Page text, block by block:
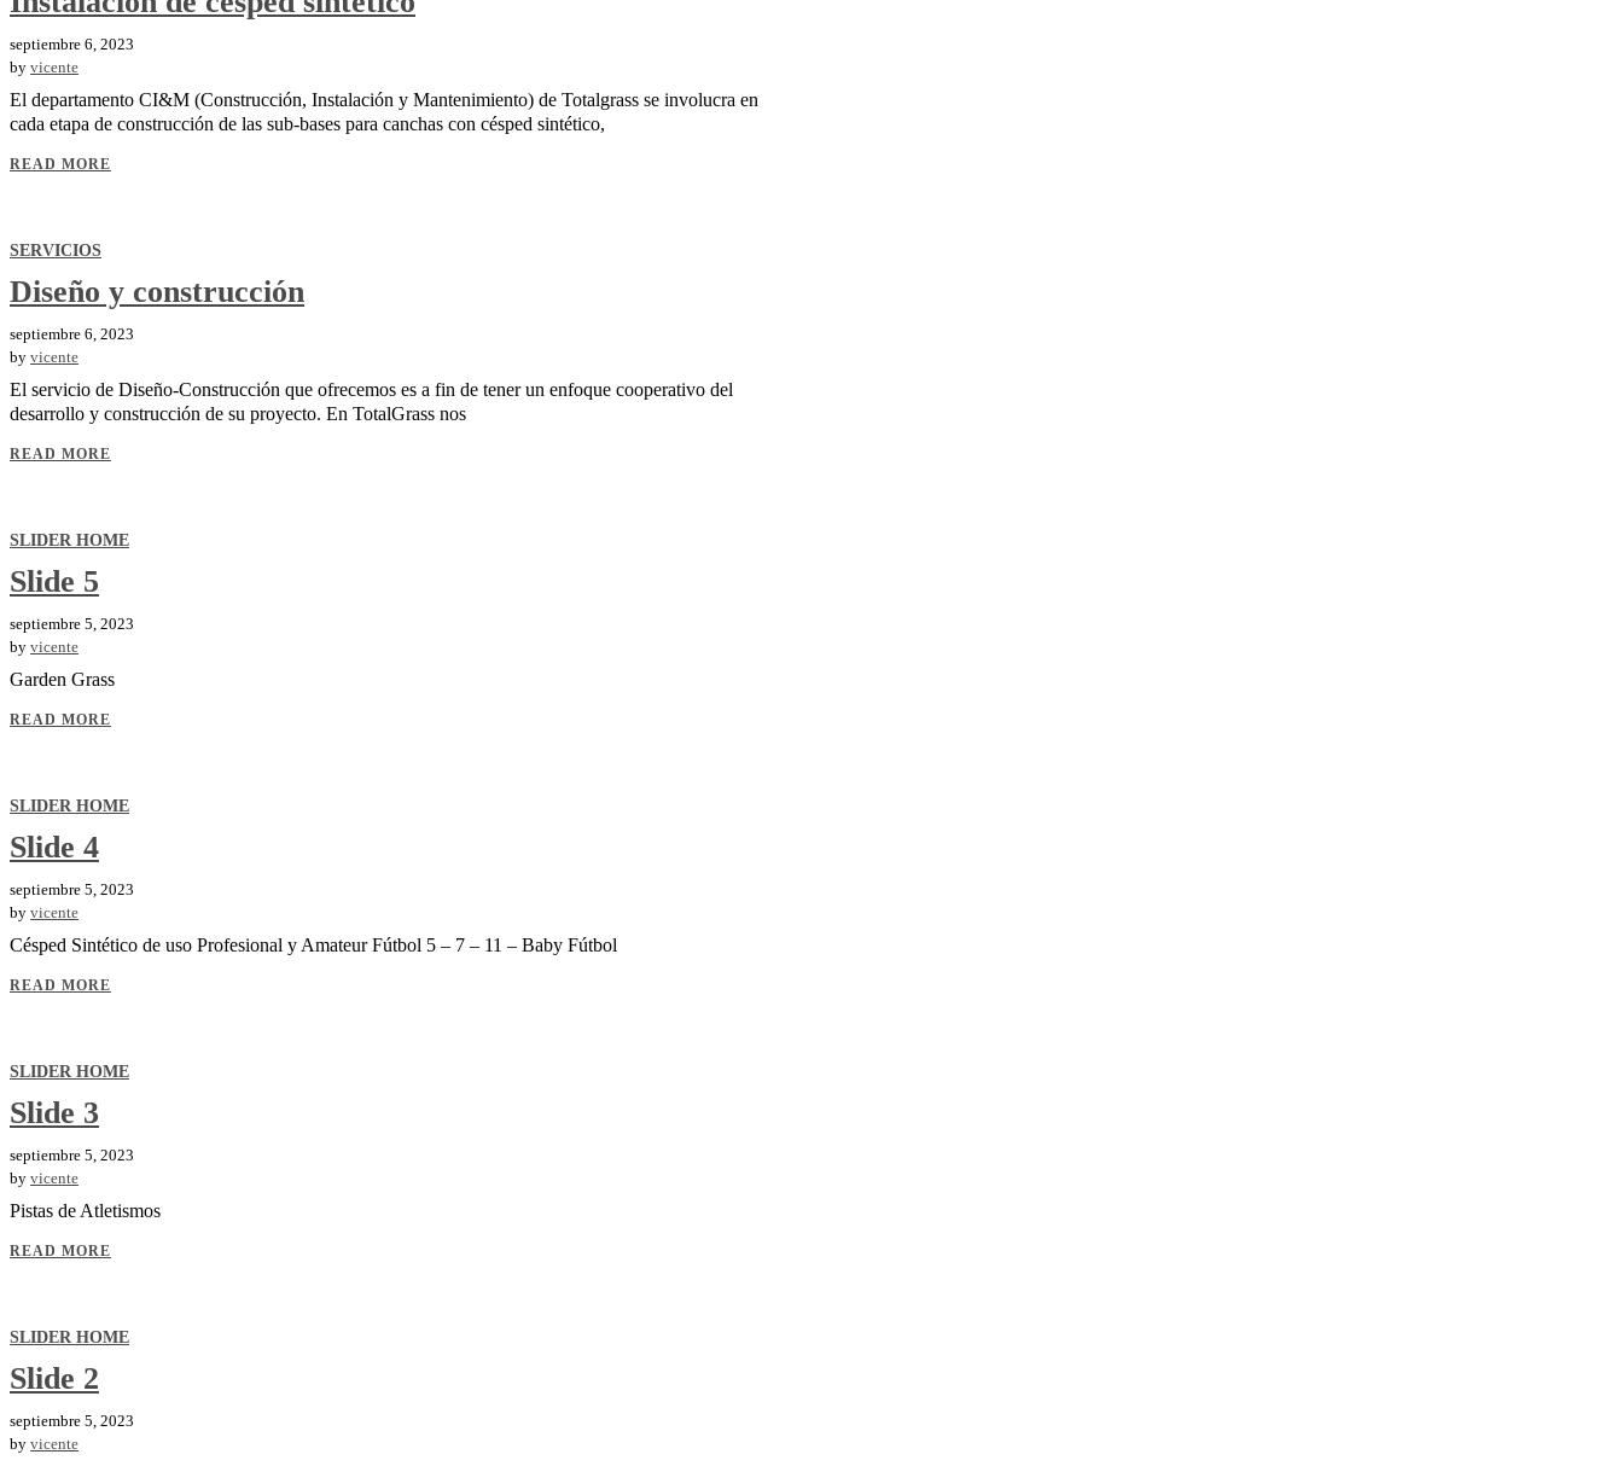
septiembre 6, 2023
by vicente
El departamento CI&M (Construcción, Instalación y Mantenimiento) de Totalgrass se involucra en
cada etapa de construcción de las sub-bases para canchas con césped sintético,
READ MORE
SERVICIOS
Diseño y construcción
septiembre 6, 2023
by vicente
El servicio de Diseño-Construcción que ofrecemos es a fin de tener un enfoque cooperativo del
desarrollo y construcción de su proyecto. En TotalGrass nos
READ MORE
SLIDER HOME
Slide 5
septiembre 5, 2023
by vicente
Garden Grass
READ MORE
SLIDER HOME
Slide 4
septiembre 5, 2023
by vicente
Césped Sintético de uso Profesional y Amateur Fútbol 5 – 7 – 11 – Baby Fútbol
READ MORE
SLIDER HOME
Slide 3
septiembre 5, 2023
by vicente
Pistas de Atletismos
READ MORE
SLIDER HOME
Slide 2
septiembre 5, 2023
by vicente